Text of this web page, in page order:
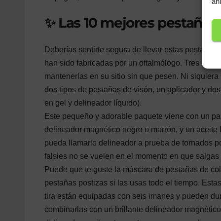
✨ Las 10 mejores
Deberías sentirte segura de llevar estas
han sido fabricadas por un oftalmólogo. Tres
mantenerlas en su sitio sin que pesen. Ni
dos tipos de pestañas de visón, un aplicador y
en gel y delineador líquido).
Este pequeño y adorable paquete viene con un
delineador magnético negro o marrón, y un
pueda llamarlo delineador a prueba de tornados
falsies no se vuelen en el momento en que
Puede que te guste la máscara de pestañas de
pestañas postizas si las usas todo el tiempo.
tira están equipadas con seis imanes y pueden
combinarlas con un brillante delineador